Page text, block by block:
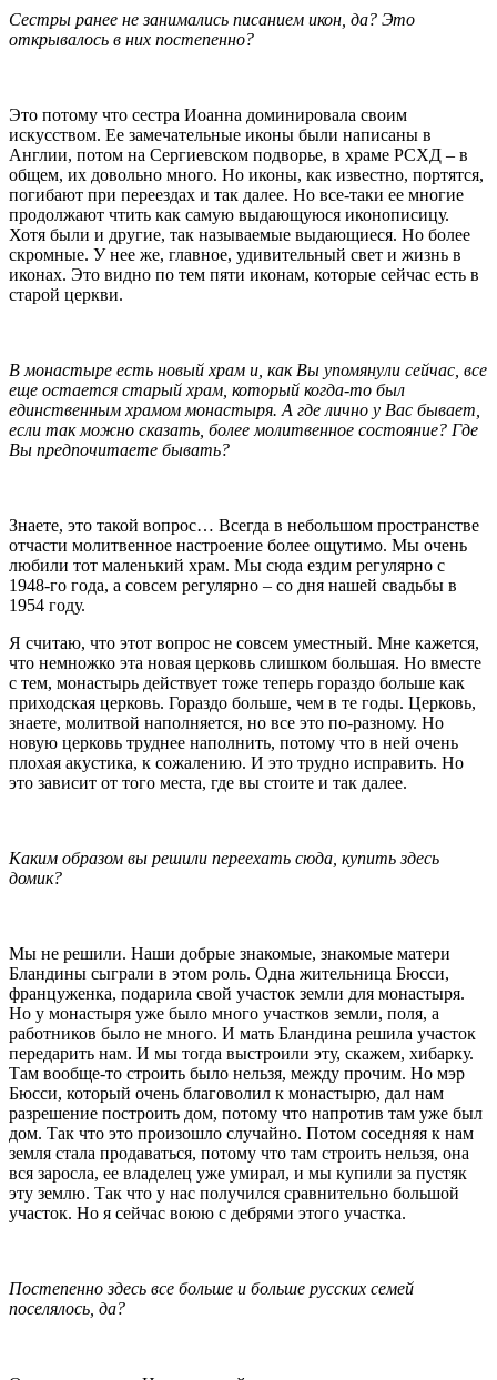
Сестры ранее не занимались писанием икон, да? Это
открывалось в них постепенно?
Это потому что сестра Иоанна доминировала своим
искусством. Ее замечательные иконы были написаны в
Англии, потом на Сергиевском подворье, в храме РСХД – в
общем, их довольно много. Но иконы, как известно, портятся,
погибают при переездах и так далее. Но все-таки ее многие
продолжают чтить как самую выдающуюся иконописицу.
Хотя были и другие, так называемые выдающиеся. Но более
скромные. У нее же, главное, удивительный свет и жизнь в
иконах. Это видно по тем пяти иконам, которые сейчас есть в
старой церкви.
В монастыре есть новый храм и, как Вы упомянули сейчас, все
еще остается старый храм, который когда-то был
единственным храмом монастыря. А где лично у Вас бывает,
если так можно сказать, более молитвенное состояние? Где
Вы предпочитаете бывать?
Знаете, это такой вопрос… Всегда в небольшом пространстве
отчасти молитвенное настроение более ощутимо. Мы очень
любили тот маленький храм. Мы сюда ездим регулярно с
1948-го года, а совсем регулярно – со дня нашей свадьбы в
1954 году.
Я считаю, что этот вопрос не совсем уместный. Мне кажется,
что немножко эта новая церковь слишком большая. Но вместе
с тем, монастырь действует тоже теперь гораздо больше как
приходская церковь. Гораздо больше, чем в те годы. Церковь,
знаете, молитвой наполняется, но все это по-разному. Но
новую церковь труднее наполнить, потому что в ней очень
плохая акустика, к сожалению. И это трудно исправить. Но
это зависит от того места, где вы стоите и так далее.
Каким образом вы решили переехать сюда, купить здесь
домик?
Мы не решили. Наши добрые знакомые, знакомые матери
Бландины сыграли в этом роль. Одна жительница Бюсси,
француженка, подарила свой участок земли для монастыря.
Но у монастыря уже было много участков земли, поля, а
работников было не много. И мать Бландина решила участок
передарить нам. И мы тогда выстроили эту, скажем, хибарку.
Там вообще-то строить было нельзя, между прочим. Но мэр
Бюсси, который очень благоволил к монастырю, дал нам
разрешение построить дом, потому что напротив там уже был
дом. Так что это произошло случайно. Потом соседняя к нам
земля стала продаваться, потому что там строить нельзя, она
вся заросла, ее владелец уже умирал, и мы купили за пустяк
эту землю. Так что у нас получился сравнительно большой
участок. Но я сейчас воюю с дебрями этого участка.
Постепенно здесь все больше и больше русских семей
поселялось, да?